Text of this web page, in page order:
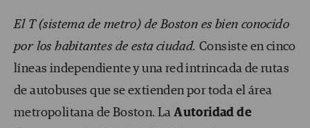
El T (sistema de metro) de Boston es bien conocido
por los habitantes de esta ciudad. Consiste en cinco
líneas independiente y una red intrincada de rutas
de autobuses que se extienden por toda el área
metropolitana de Boston. LaAutoridad de